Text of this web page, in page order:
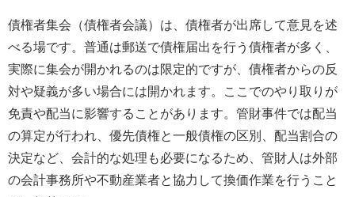
債権者集会（債権者会議）は、債権者が出席して意見を述
べる場です。普通は郵送で債権届出を行う債権者が多く、
実際に集会が開かれるのは限定的ですが、債権者からの反
対や疑義が多い場合には開かれます。ここでのやり取りが
免責や配当に影響することがあります。管財事件では配当
の算定が行われ、優先債権と一般債権の区別、配当割合の
決定など、会計的な処理も必要になるため、管財人は外部
の会計事務所や不動産業者と協力して換価作業を行うこと